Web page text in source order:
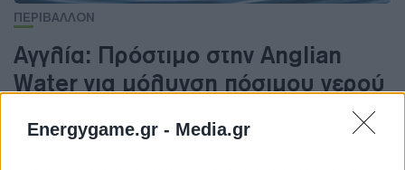
Energygame.gr - Media.gr
ΠΕΡΙΒΑΛΛΟΝ
Αγγλία: Πρόστιμο στην Anglian
Water για μόλυνση πόσιμου νερού
Η Anglian Water εξυπηρετεί περίπου επτά
εκατομμύρια ανθρώπους στην ανατολική Αγγλία.